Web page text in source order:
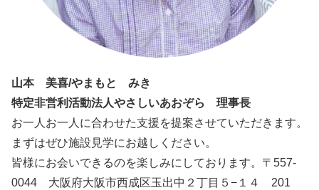
山本 美喜/やまもと みき
特定非営利活動法人やさしいあおぞら 理事長
お一人お一人に合わせた支援を提案させていただきます。
まずはぜひ施設見学にお越しください。
皆様にお会いできるのを楽しみにしております。〒557-
0044 大阪府大阪市西成区玉出中２丁目５−１４ 201